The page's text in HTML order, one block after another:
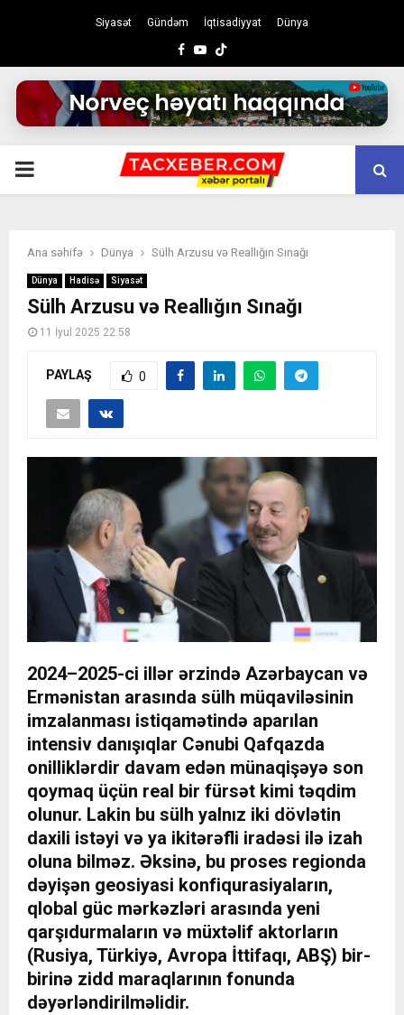
Siyasət Gündəm İqtisadiyyat Dünya
Facebook
Youtube
PRIMARY
Ana səhifə Dünya Sülh Arzusu və Reallığın Sınağı
Dünya Hadisə Siyasət
Sülh Arzusu və Reallığın Sınağı
11 İyul 2025 22:58
PAYLAŞ 0
2024–2025-ci illər ərzində Azərbaycan və
Ermənistan arasında sülh müqaviləsinin
imzalanması istiqamətində aparılan
intensiv danışıqlar Cənubi Qafqazda
onilliklərdir davam edən münaqişəyə son
qoymaq üçün real bir fürsət kimi təqdim
olunur. Lakin bu sülh yalnız iki dövlətin
daxili istəyi və ya ikitərəfli iradəsi ilə izah
oluna bilməz. Əksinə, bu proses regionda
dəyişən geosiyasi konfiqurasiyaların,
qlobal güc mərkəzləri arasında yeni
qarşıdurmaların və müxtəlif aktorların
(Rusiya, Türkiyə, Avropa İttifaqı, ABŞ) bir-
birinə zidd maraqlarının fonunda
dəyərləndirilməlidir.